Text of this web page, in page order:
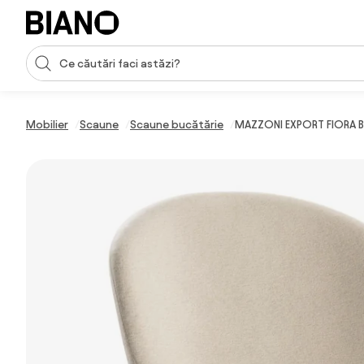
Sari peste navigare, accesează conținutul
Introducerea căutării
Mobilier Scaune Scaune bucătărie MAZZONI EXPORT